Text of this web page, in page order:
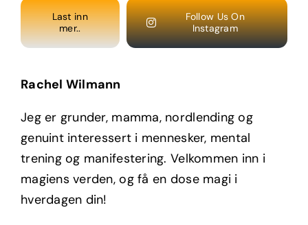
Last inn
mer..
Follow Us On
Instagram
Rachel Wilmann
Jeg er grunder, mamma, nordlending og
genuint interessert i mennesker, mental
trening og manifestering. Velkommen inn i
magiens verden, og få en dose magi i
hverdagen din!